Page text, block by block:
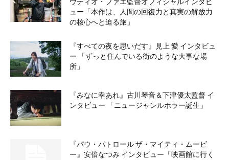
ウディオ・ファエ監督オフィシャルインタビ
ュー「本作は、人間の回復力と真実の解放力
の核心へと迫る旅」
『すべての夜を思いだす』見上 愛 インタビュ
ー 「ずっと住んでいる街のような大事な場
所」
『みなに幸あれ』古川琴音＆下津優太監督 イ
ンタビュー 「ニュージャンルホラー誕生」
『パウ・パトロール ザ・マイティ・ムービ
ー』安倍なつみ インタビュー「映画館に行く